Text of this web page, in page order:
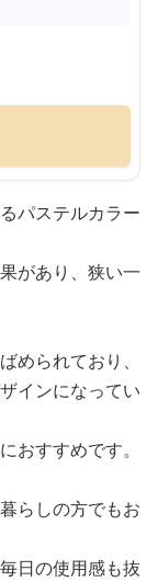
パステルカラー
があり、狭い一
められており、
インになってい
おすすめです。
らしの方でもお
日の使用感も抜